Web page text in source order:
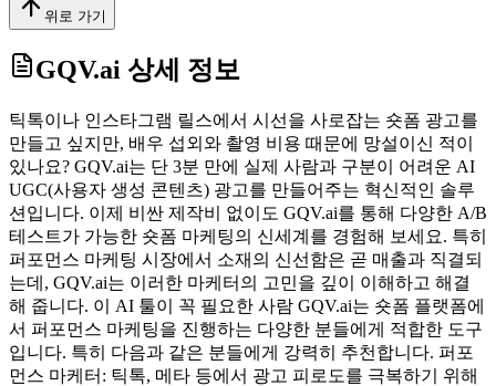
위로 가기
GQV.ai 상세 정보
틱톡이나 인스타그램 릴스에서 시선을 사로잡는 숏폼 광고를
만들고 싶지만, 배우 섭외와 촬영 비용 때문에 망설이신 적이
있나요? GQV.ai는 단 3분 만에 실제 사람과 구분이 어려운 AI
UGC(사용자 생성 콘텐츠) 광고를 만들어주는 혁신적인 솔루
션입니다. 이제 비싼 제작비 없이도 GQV.ai를 통해 다양한 A/B
테스트가 가능한 숏폼 마케팅의 신세계를 경험해 보세요. 특히
퍼포먼스 마케팅 시장에서 소재의 신선함은 곧 매출과 직결되
는데, GQV.ai는 이러한 마케터의 고민을 깊이 이해하고 해결
해 줍니다. 이 AI 툴이 꼭 필요한 사람 GQV.ai는 숏폼 플랫폼에
서 퍼포먼스 마케팅을 진행하는 다양한 분들에게 적합한 도구
입니다. 특히 다음과 같은 분들에게 강력히 추천합니다. 퍼포
먼스 마케터: 틱톡, 메타 등에서 광고 피로도를 극복하기 위해